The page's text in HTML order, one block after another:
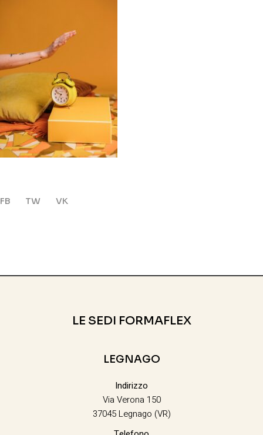
FB TW VK
LE SEDI FORMAFLEX
LEGNAGO
Indirizzo
Via Verona 150
37045 Legnago (VR)